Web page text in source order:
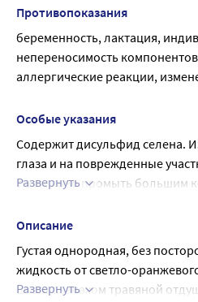
Undeceth-5, Laureth-2,
Sodium Carbomer, EDTA,
Methylisothiazolinone, Citric
Противопоказания
беременность, лактация,
непереносимость
аллергические реакции,
Особые указания
Содержит дисульфид селена.
глаза и на поврежденные
тщательно промыть большим
Развернуть
Описание
Густая однородная, без
жидкость от светло-
цвета с запахом травяной
Развернуть